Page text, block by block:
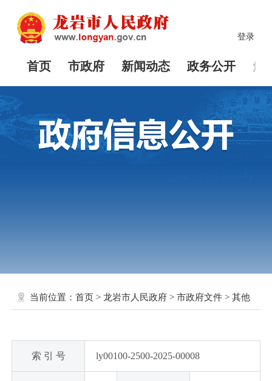
登录
首页 市政府 新闻动态 政务公开 解
当前位置： 首页 > 龙岩市人民政府 > 市政府文件 > 其他
索 引 号 ly00100-2500-2025-00008